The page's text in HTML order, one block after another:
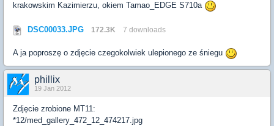
krakowskim Kazimierzu, okiem Tamao_EDGE S710a
DSC00033.JPG 172.3K 7 downloads
A ja poproszę o zdjęcie czegokolwiek ulepionego ze śniegu
phillix
19 Jan 2012
Zdjęcie zrobione MT11:
*12/med_gallery_472_12_474217.jpg